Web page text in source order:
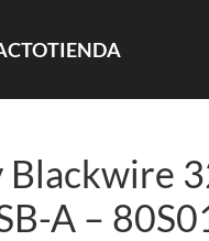
TIENDA
Blackwire
A –